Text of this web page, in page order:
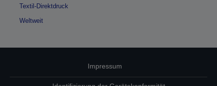
Textil-Direktdruck
Weltweit
Impressum